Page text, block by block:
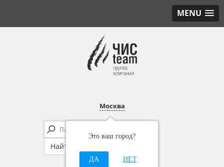
MENU
Москва
Это ваш город?
ДА НЕТ